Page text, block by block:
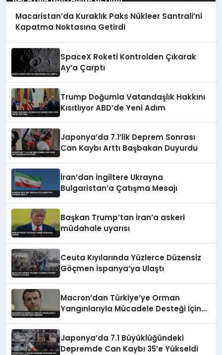
Macaristan’da Kuraklık Paks Nükleer Santrali’ni
Kapatma Noktasına Getirdi
SpaceX Roketi Kontrolden Çıkarak
Ay’a Çarptı
Trump Doğumla Vatandaşlık Hakkını
Kısıtlıyor ABD’de Yeni Adım
Japonya’da 7.1’lik Deprem Sonrası
Can Kaybı Arttı Başbakan Duyurdu
İran’dan İngiltere Ukrayna
Bulgaristan’a Çatışma Mesajı
Başkan Trump’tan İran’a askeri
müdahale uyarısı
Ceuta Kıyılarında Yüzlerce Düzensiz
Göçmen İspanya’ya Ulaştı
Macron’dan Türkiye’ye Orman
Yangınlarıyla Mücadele Desteği İçin
Japonya’da 7.1 Büyüklüğündeki
Depremde Can Kaybı 35’e Yükseldi